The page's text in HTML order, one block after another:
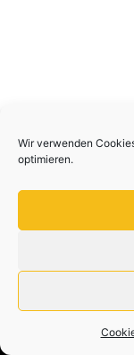
Wir verwenden
optimieren.